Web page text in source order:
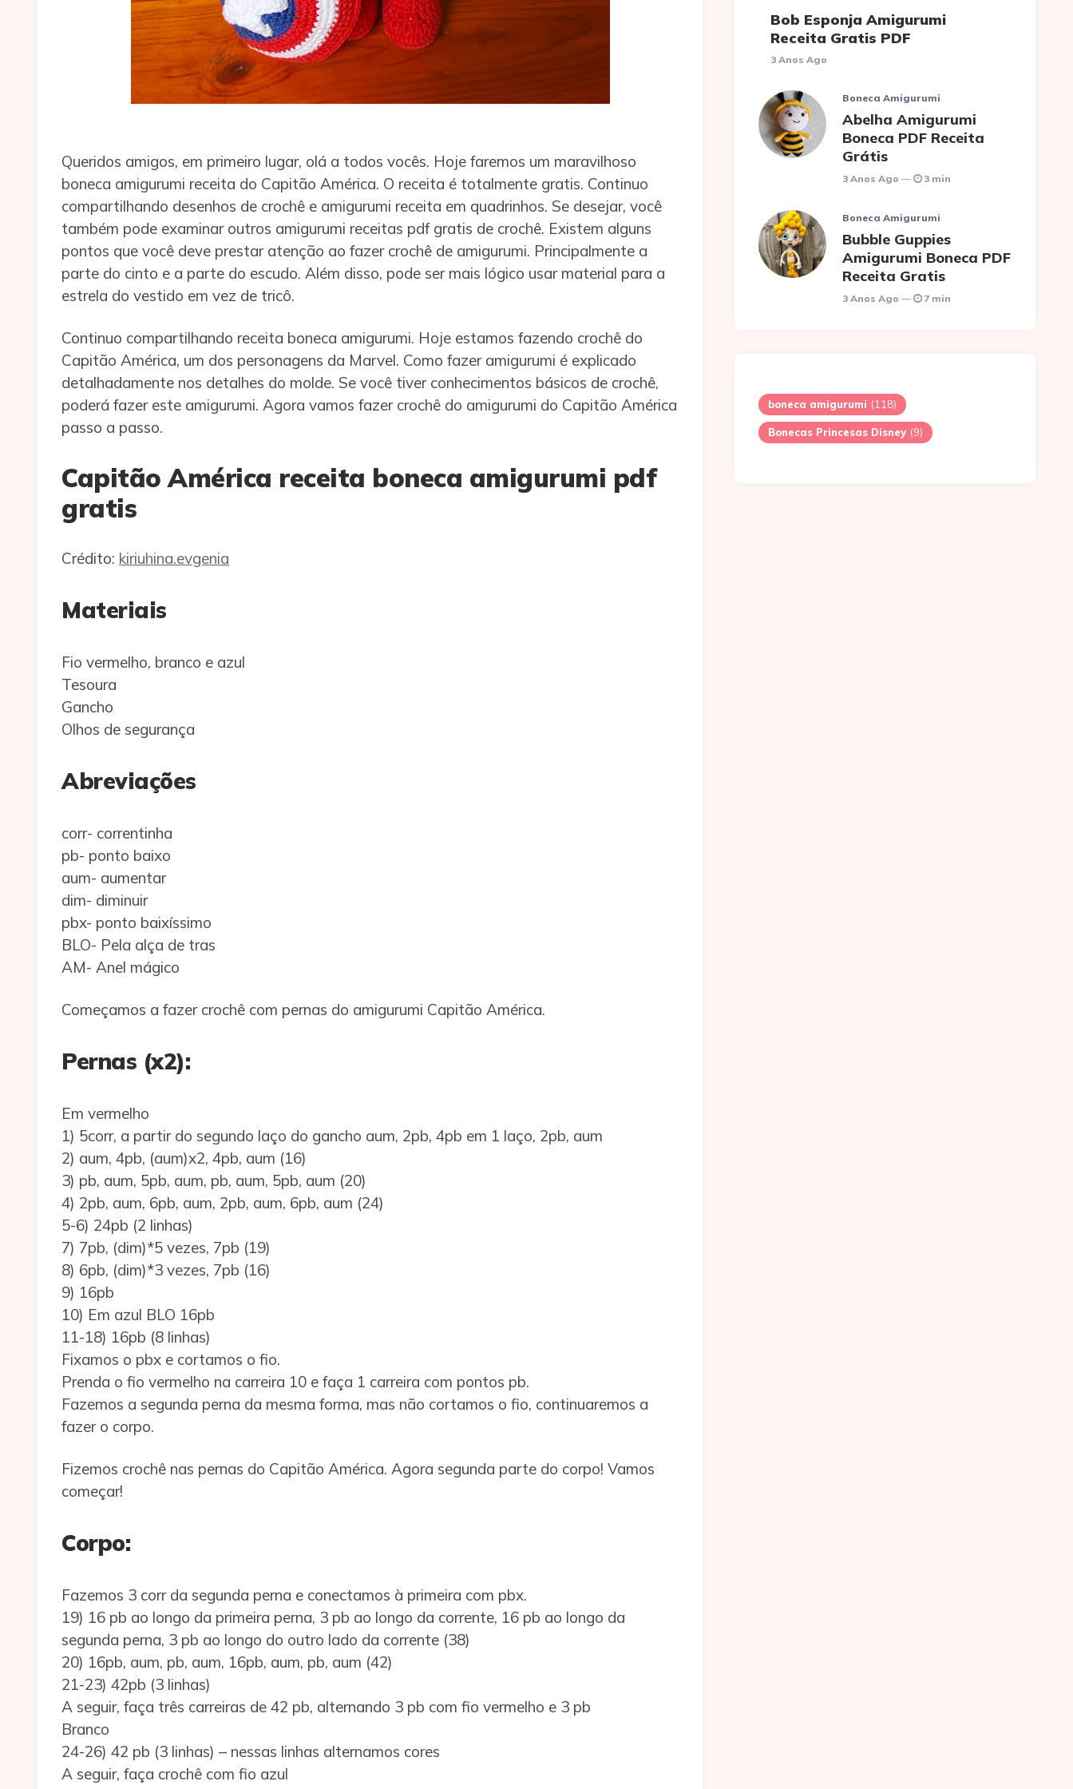
Queridos amigos, em primeiro lugar, olá a todos vocês. Hoje faremos um maravilhoso
boneca amigurumi receita do Capitão América. O receita é totalmente gratis. Continuo
compartilhando desenhos de crochê e amigurumi receita em quadrinhos. Se desejar, você
também pode examinar outros amigurumi receitas pdf gratis de crochê. Existem alguns
pontos que você deve prestar atenção ao fazer crochê de amigurumi. Principalmente a
parte do cinto e a parte do escudo. Além disso, pode ser mais lógico usar material para a
estrela do vestido em vez de tricô.
Continuo compartilhando receita boneca amigurumi. Hoje estamos fazendo crochê do
Capitão América, um dos personagens da Marvel. Como fazer amigurumi é explicado
detalhadamente nos detalhes do molde. Se você tiver conhecimentos básicos de crochê,
poderá fazer este amigurumi. Agora vamos fazer crochê do amigurumi do Capitão América
passo a passo.
Capitão América receita boneca amigurumi pdf
gratis
Crédito: kiriuhina.evgenia
Materiais
Fio vermelho, branco e azul
Tesoura
Gancho
Olhos de segurança
Abreviações
corr- correntinha
pb- ponto baixo
aum- aumentar
dim- diminuir
pbx- ponto baixíssimo
BLO- Pela alça de tras
AM- Anel mágico
Começamos a fazer crochê com pernas do amigurumi Capitão América.
Pernas (x2):
Em vermelho
1) 5corr, a partir do segundo laço do gancho aum, 2pb, 4pb em 1 laço, 2pb, aum
2) aum, 4pb, (aum)х2, 4pb, aum (16)
3) pb, aum, 5pb, aum, pb, aum, 5pb, aum (20)
4) 2pb, aum, 6pb, aum, 2pb, aum, 6pb, aum (24)
5-6) 24pb (2 linhas)
7) 7pb, (dim)*5 vezes, 7pb (19)
8) 6pb, (dim)*3 vezes, 7pb (16)
9) 16pb
10) Em azul BLO 16pb
11-18) 16pb (8 linhas)
Fixamos o pbx e cortamos o fio.
Prenda o fio vermelho na carreira 10 e faça 1 carreira com pontos pb.
Fazemos a segunda perna da mesma forma, mas não cortamos o fio, continuaremos a
fazer o corpo.
Fizemos crochê nas pernas do Capitão América. Agora segunda parte do corpo! Vamos
começar!
Corpo:
Fazemos 3 corr da segunda perna e conectamos à primeira com pbx.
19) 16 pb ao longo da primeira perna, 3 pb ao longo da corrente, 16 pb ao longo da
segunda perna, 3 pb ao longo do outro lado da corrente (38)
20) 16pb, aum, pb, aum, 16pb, aum, pb, aum (42)
21-23) 42pb (3 linhas)
A seguir, faça três carreiras de 42 pb, alternando 3 pb com fio vermelho e 3 pb
Branco
24-26) 42 pb (3 linhas) – nessas linhas alternamos cores
A seguir, faça crochê com fio azul
Bob Esponja Amigurumi
Receita Gratis PDF
3 Anos Ago
Boneca Amigurumi
Abelha Amigurumi
Boneca PDF Receita
Grátis
3 Anos Ago 3 min
Boneca Amigurumi
Bubble Guppies
Amigurumi Boneca PDF
Receita Gratis
3 Anos Ago 7 min
boneca amigurumi (118)
Bonecas Princesas Disney (9)